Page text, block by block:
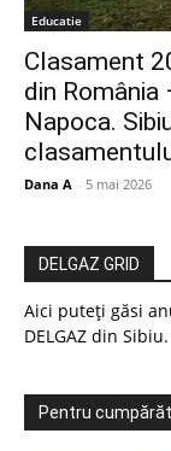
Educatie
Clasament
din România
Napoca.
Dana A - 5 mai 2026
DELGAZ GRID
Aici puteți găsi
DELGAZ din Sibiu.
Pentru